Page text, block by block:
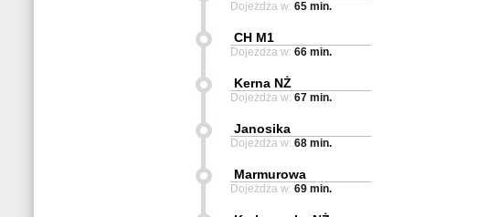
Dojeżdża w: 65 min.
CH M1
Dojeżdża w: 66 min.
Kerna NŻ
Dojeżdża w: 67 min.
Janosika
Dojeżdża w: 68 min.
Marmurowa
Dojeżdża w: 69 min.